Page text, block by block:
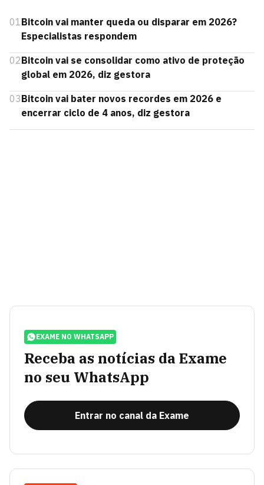
01Bitcoin vai manter queda ou disparar em 2026?
Especialistas respondem
02Bitcoin vai se consolidar como ativo de proteção
global em 2026, diz gestora
03Bitcoin vai bater novos recordes em 2026 e
encerrar ciclo de 4 anos, diz gestora
EXAME NO WHATSAPP
Receba as notícias da Exame
no seu WhatsApp
Entrar no canal da Exame